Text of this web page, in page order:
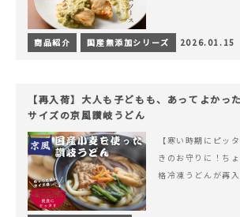
商品紹介 国産無添加シリーズ 2026.01.15
【再入荷】大人も子どもも、あってよかっ
サイズの京風讃岐うどん
【寒い時期にピッ
きのお守りに！ち
格冷凍うどんが再